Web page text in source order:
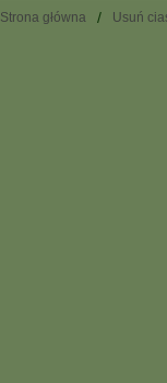
Strona główna Usuń